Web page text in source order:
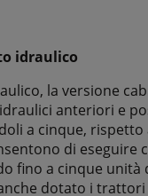
idraulico
la versione
anteriori e
a cinque, rispetto
di eseguire
fino a cinque
dotato i